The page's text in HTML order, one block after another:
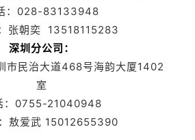
：028-83133948
张朝奕 13518115283
深圳分公司：
市民治大道468号海韵大厦1402
室
：0755-21040948
敖爱武 15012655390